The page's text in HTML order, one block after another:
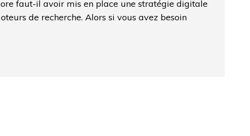
faut-il avoir mis en place une stratégie digitale
de recherche. Alors si vous avez besoin